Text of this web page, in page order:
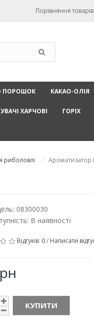
Порівняння
ПОРОШОК КАКАО-ОЛІЯ
ХАРЧОВІ ГОРІХ
риболовлі Ароматизатор
08300030
В наявності
Відгуків: 0/ Написати
КУПИТИ